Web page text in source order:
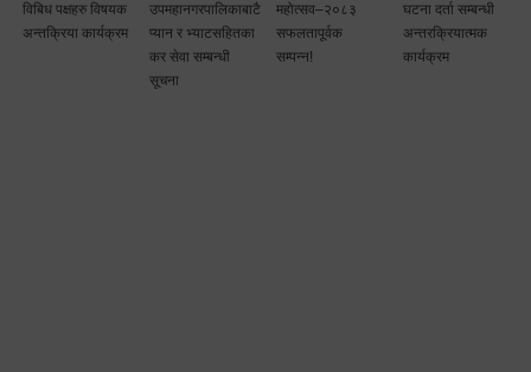
विबिध पक्षहरु विषयक
अन्तक्रिया कार्यक्रम
उपमहानगरपालिकाबाटै
प्यान र भ्याटसहितका
कर सेवा सम्बन्धी
सूचना
महोत्सव–२०८३
सफलतापूर्वक
सम्पन्न!
घटना दर्ता सम्बन्धी
अन्तरक्रियात्मक
कार्यक्रम